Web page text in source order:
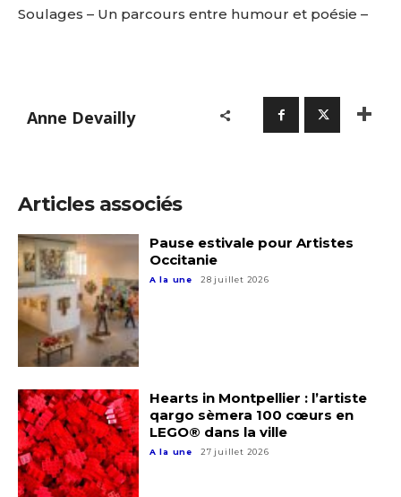
Adresse email*
Nom
Soulages – Un parcours entre humour et poésie –
Anne Devailly
Articles associés
Pause estivale pour Artistes
Occitanie
A la une 28 juillet 2026
Hearts in Montpellier : l’artiste
qargo sèmera 100 cœurs en
LEGO® dans la ville
A la une 27 juillet 2026